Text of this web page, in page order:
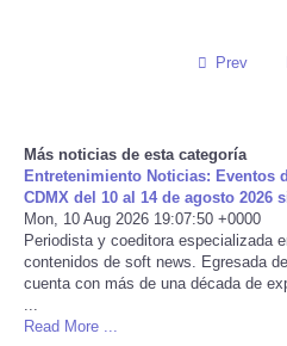
Social
Sports
Technology
Travel
Prev
Más noticias de esta categoría
Entretenimiento Noticias: Eventos
CDMX del 10 al 14 de agosto 2026
Mon, 10 Aug 2026 19:07:50 +0000
Periodista y coeditora especializada
contenidos de soft news. Egresada
cuenta con más de una década de
Read More ...